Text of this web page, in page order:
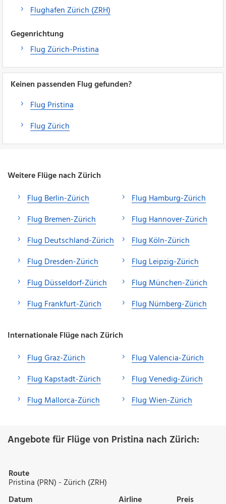
Flughafen Zürich (ZRH)
Gegenrichtung
Flug Zürich-Pristina
Keinen passenden Flug gefunden?
Flug Pristina
Flug Zürich
Weitere Flüge nach Zürich
Flug Berlin-Zürich
Flug Bremen-Zürich
Flug Deutschland-Zürich
Flug Dresden-Zürich
Flug Düsseldorf-Zürich
Flug Frankfurt-Zürich
Flug Hamburg-Zürich
Flug Hannover-Zürich
Flug Köln-Zürich
Flug Leipzig-Zürich
Flug München-Zürich
Flug Nürnberg-Zürich
Internationale Flüge nach Zürich
Flug Graz-Zürich
Flug Kapstadt-Zürich
Flug Mallorca-Zürich
Flug Valencia-Zürich
Flug Venedig-Zürich
Flug Wien-Zürich
Angebote für Flüge von Pristina nach Zürich:
Route
Pristina (PRN) - Zürich (ZRH)
Datum
Airline Preis